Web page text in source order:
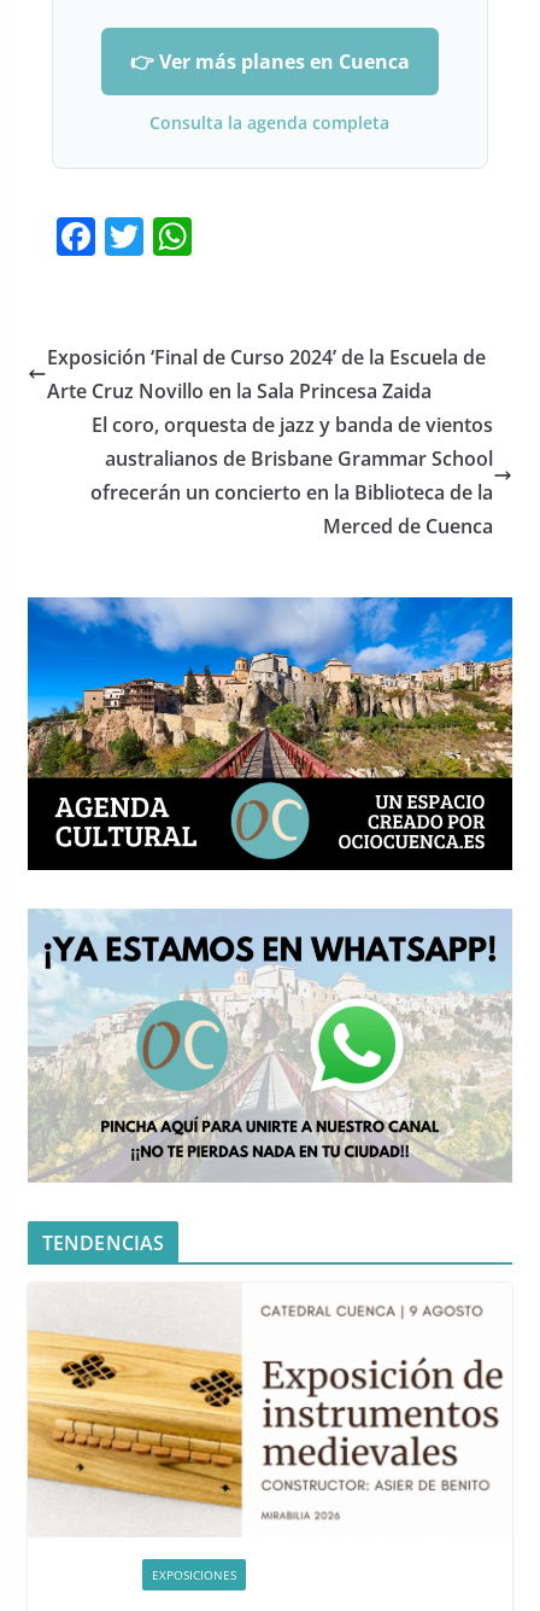
👉 Ver más planes en Cuenca
Consulta la agenda completa
F
e
b
o
o
k
T
er
W
s
A
p
p
Exposición ‘Final de Curso 2024’ de la Escuela de
Arte Cruz Novillo en la Sala Princesa Zaida
El coro, orquesta de jazz y banda de vientos
australianos de Brisbane Grammar School
ofrecerán un concierto en la Biblioteca de la
Merced de Cuenca
TENDENCIAS
EXPOSICIONES